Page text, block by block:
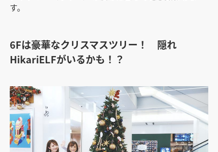
す。
6Fは豪華なクリスマスツリー！ 隠れ
HikariELFがいるかも！？